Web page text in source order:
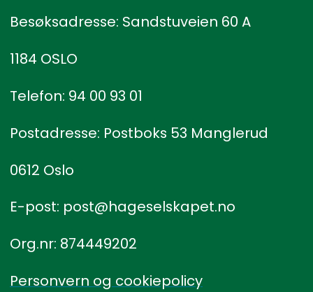
Besøksadresse: Sandstuveien 60 A
1184 OSLO
Telefon: 94 00 93 01
Postadresse: Postboks 53 Manglerud
0612 Oslo
E-post: post@hageselskapet.no
Org.nr: 874449202
Personvern og cookiepolicy